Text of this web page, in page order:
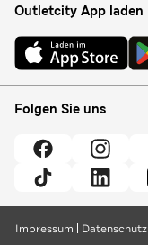
Outletcity App laden
Folgen Sie uns
Impressum Datenschutz